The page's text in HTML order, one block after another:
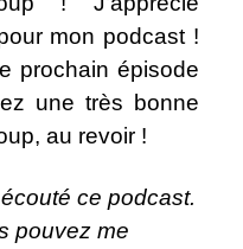
mon podcast !
prochain épisode
une très bonne
au revoir !
ce podcast.
pouvez me